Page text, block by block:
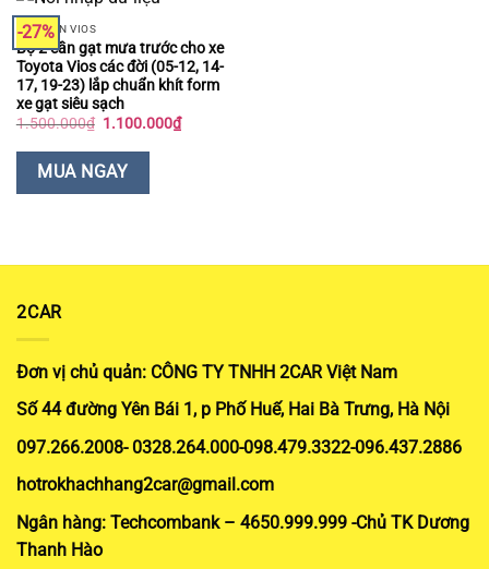
-27%
PHỤ KIỆN VIOS
Bộ 2 cần gạt mưa trước cho xe
Toyota Vios các đời (05-12, 14-
17, 19-23) lắp chuẩn khít form
xe gạt siêu sạch
1.500.000₫ Giá
là:
1.500.000₫.
1.100.000₫Giá
hiện
MUA NGAY
2CAR
Đơn vị chủ quản: CÔNG TY TNHH 2CAR Việt Nam
Số 44 đường Yên Bái 1, p Phố Huế, Hai Bà Trưng, Hà Nội
097.266.2008- 0328.264.000-098.479.3322-096.437.2886
hotrokhachhang2car@gmail.com
Ngân hàng: Techcombank – 4650.999.999 -Chủ TK Dương
Thanh Hào